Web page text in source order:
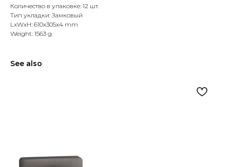
Количество в упаковке: 12 шт.
Тип укладки: Замковый
LxWxH: 610x305x4 mm
Weight: 1563 g
See also